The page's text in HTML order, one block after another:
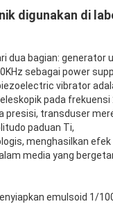
digunakan di
dua bagian: generator
sebagai power
vibrator
pada frekuensi
presisi, transduser
paduan Ti,
menghasilkan
media yang
emulsoid 1/